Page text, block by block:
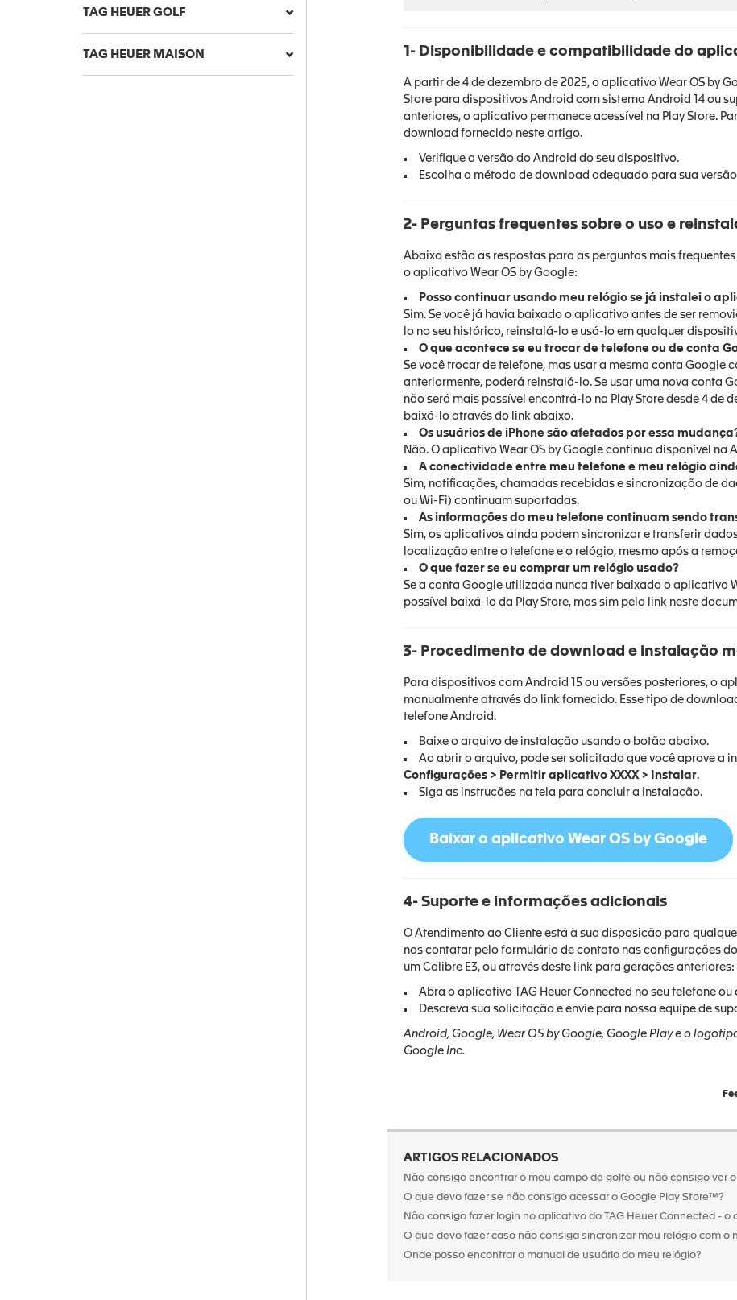
TAG HEUER GOLF
TAG HEUER MAISON 1- Disponibilidade e compatibilidade do
A partir de 4 de dezembro de 2025, o aplicativo Wear OS by
Store para dispositivos Android com sistema Android 14 ou
anteriores, o aplicativo permanece acessível na Play Store.
download fornecido neste artigo.
Verifique a versão do Android do seu dispositivo.
Escolha o método de download adequado para sua
2- Perguntas frequentes sobre o uso e
Abaixo estão as respostas para as perguntas mais
o aplicativo Wear OS by Google:
Posso continuar usando meu relógio se já instalei o
Sim. Se você já havia baixado o aplicativo antes de ser
lo no seu histórico, reinstalá-lo e usá-lo em qualquer
O que acontece se eu trocar de telefone ou de conta
Se você trocar de telefone, mas usar a mesma conta Google
anteriormente, poderá reinstalá-lo. Se usar uma nova conta
não será mais possível encontrá-lo na Play Store desde 4 de
baixá-lo através do link abaixo.
Os usuários de iPhone são afetados por essa
Não. O aplicativo Wear OS by Google continua disponível na
A conectividade entre meu telefone e meu relógio
Sim, notificações, chamadas recebidas e sincronização de
ou Wi-Fi) continuam suportadas.
As informações do meu telefone continuam sendo
Sim, os aplicativos ainda podem sincronizar e transferir
localização entre o telefone e o relógio, mesmo após a
O que fazer se eu comprar um relógio usado?
Se a conta Google utilizada nunca tiver baixado o aplicativo
possível baixá-lo da Play Store, mas sim pelo link neste
3- Procedimento de download e instalação
Para dispositivos com Android 15 ou versões posteriores, o
manualmente através do link fornecido. Esse tipo de
telefone Android.
Baixe o arquivo de instalação usando o botão abaixo.
Ao abrir o arquivo, pode ser solicitado que você aprove a
Configurações > Permitir aplicativo XXXX > Instalar.
Siga as instruções na tela para concluir a instalação.
Baixar o aplicativo Wear OS by Google
4- Suporte e informações adicionais
O Atendimento ao Cliente está à sua disposição para
nos contatar pelo formulário de contato nas configurações
um Calibre E3, ou através deste link para gerações anteriores:
Abra o aplicativo TAG Heuer Connected no seu telefone ou
Descreva sua solicitação e envie para nossa equipe de
Android, Google, Wear OS by Google, Google Play e o
Google Inc.
ARTIGOS RELACIONADOS
Não consigo encontrar o meu campo de golfe ou não consigo ver
O que devo fazer se não consigo acessar o Google Play Store™?
Não consigo fazer login no aplicativo do TAG Heuer Connected - o
O que devo fazer caso não consiga sincronizar meu relógio com o
Onde posso encontrar o manual de usuário do meu relógio?